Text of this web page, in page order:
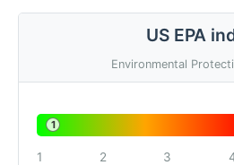
US EPA
Environmental
1
1 2 3